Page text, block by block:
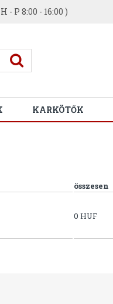
- P 8:00 - 16:00 )
KARKÖTŐK
összesen
0 HUF